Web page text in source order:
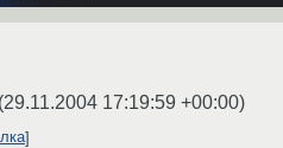
(29.11.2004 17:19:59 +00:00)